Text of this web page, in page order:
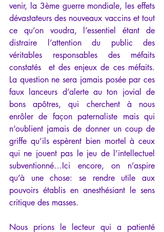
venir, la 3ème guerre mondiale, les effets
dévastateurs des nouveaux vaccins et tout
ce qu’on voudra, l’essentiel étant de
distraire l’attention du public des
véritables responsables des méfaits
constatés  et des enjeux de ces méfaits.
La question ne sera jamais posée par ces
faux lanceurs d’alerte au ton jovial de
bons apôtres, qui cherchent à nous
enrôler de façon paternaliste mais qui
n’oublient jamais de donner un coup de
griffe qu’ils espèrent bien mortel à ceux
qui ne jouent pas le jeu de l’intellectuel
subventionné…Ici encore, on n’aspire
qu’à une chose: se rendre utile aux
pouvoirs établis en anesthésiant le sens
critique des masses.
Nous prions le lecteur qui a patienté